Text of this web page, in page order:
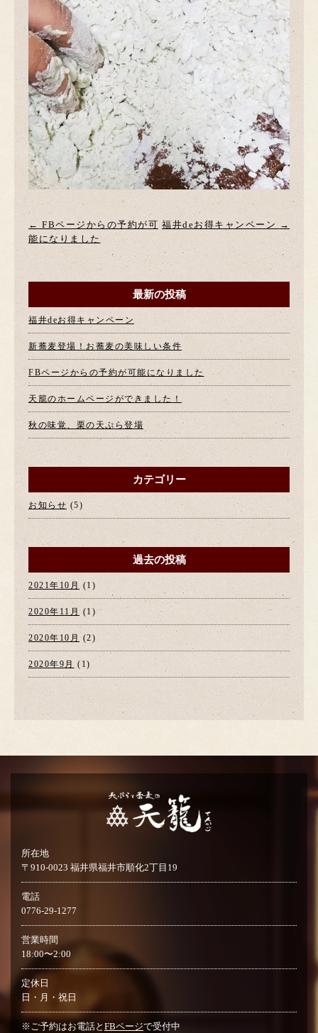
← FBページからの予約が可
能になりました
福井deお得キャンペーン →
最新の投稿
福井deお得キャンペーン
新蕎麦登場！お蕎麦の美味しい条件
FBページからの予約が可能になりました
天籠のホームページができました！
秋の味覚、栗の天ぷら登場
カテゴリー
お知らせ(5)
過去の投稿
2021年10月 (1)
2020年11月 (1)
2020年10月 (2)
2020年9月 (1)
所在地
〒910-0023 福井県福井市順化2丁目19
電話
0776-29-1277
営業時間
18:00〜2:00
定休日
日・月・祝日
※ご予約はお電話と FBページで受付中